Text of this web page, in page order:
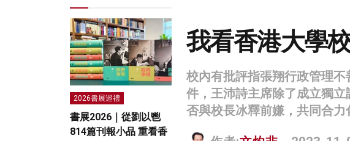
我看香港大學
校內有批評指張翔行政管理
件，王沛詩主席除了成立獨
否與校長冰釋前嫌，共同合
2026書展巡禮
書展2026｜從劉以鬯
814篇刊報小品 重看香